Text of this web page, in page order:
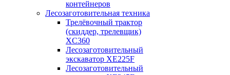
контейнеров
Лесозаготовительная техника
Трелёвочный трактор
(скиддер, трелевщик)
XC360
Лесозаготовительный
экскаватор XE225F
Лесозаготовительный